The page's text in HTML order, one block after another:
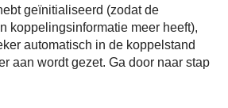
geïnitialiseerd (zodat de
koppelingsinformatie meer heeft),
automatisch in de koppelstand
aan wordt gezet. Ga door naar stap